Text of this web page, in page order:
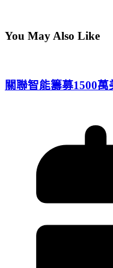
You May Also Like
關聯智能籌募1500